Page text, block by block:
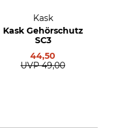
Kask
Kask Gehörschutz
SC3
44,50
UVP 49,00